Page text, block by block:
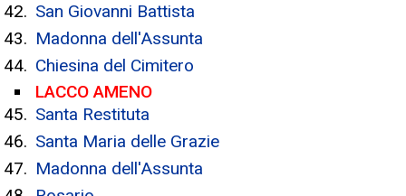
San Giovanni Battista
Madonna dell'Assunta
Chiesina del Cimitero
LACCO AMENO
Santa Restituta
Santa Maria delle Grazie
Madonna dell'Assunta